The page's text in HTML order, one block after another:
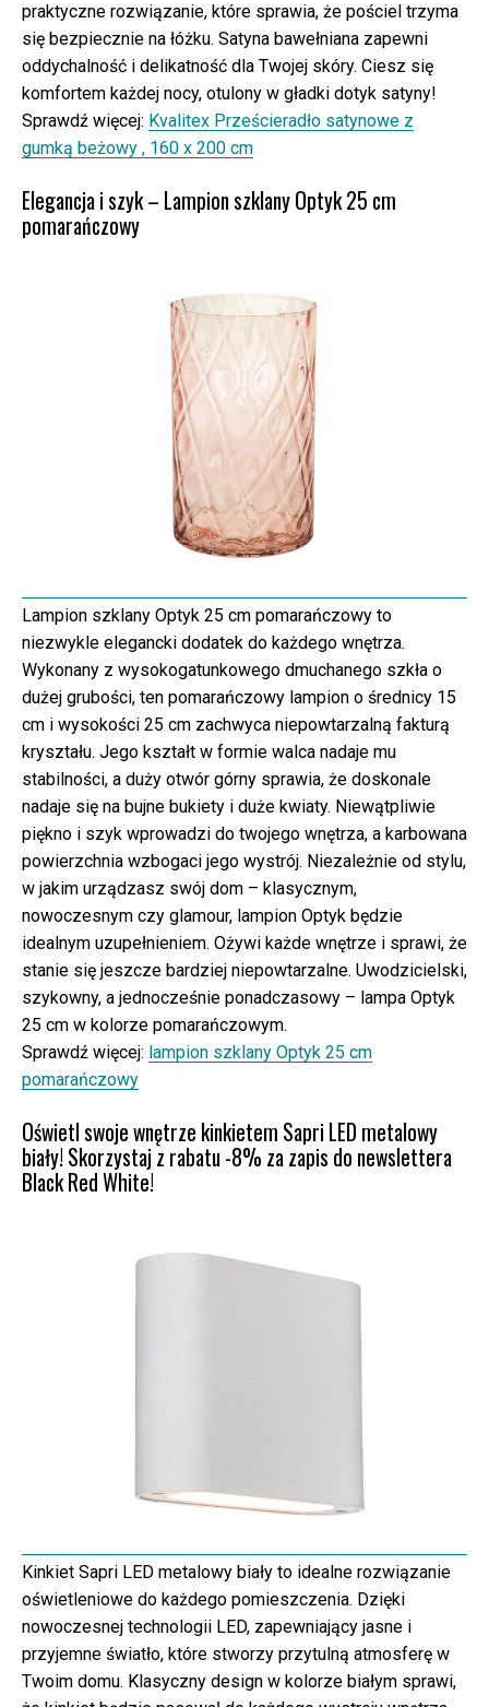
praktyczne rozwiązanie, które sprawia, że pościel trzyma
się bezpiecznie na łóżku. Satyna bawełniana zapewni
oddychalność i delikatność dla Twojej skóry. Ciesz się
komfortem każdej nocy, otulony w gładki dotyk satyny!
Sprawdź więcej: Kvalitex Prześcieradło satynowe z
gumką beżowy , 160 x 200 cm
Elegancja i szyk – Lampion szklany Optyk 25 cm
pomarańczowy
Lampion szklany Optyk 25 cm pomarańczowy to
niezwykle elegancki dodatek do każdego wnętrza.
Wykonany z wysokogatunkowego dmuchanego szkła o
dużej grubości, ten pomarańczowy lampion o średnicy 15
cm i wysokości 25 cm zachwyca niepowtarzalną fakturą
kryształu. Jego kształt w formie walca nadaje mu
stabilności, a duży otwór górny sprawia, że doskonale
nadaje się na bujne bukiety i duże kwiaty. Niewątpliwie
piękno i szyk wprowadzi do twojego wnętrza, a karbowana
powierzchnia wzbogaci jego wystrój. Niezależnie od stylu,
w jakim urządzasz swój dom – klasycznym,
nowoczesnym czy glamour, lampion Optyk będzie
idealnym uzupełnieniem. Ożywi każde wnętrze i sprawi, że
stanie się jeszcze bardziej niepowtarzalne. Uwodzicielski,
szykowny, a jednocześnie ponadczasowy – lampa Optyk
25 cm w kolorze pomarańczowym.
Sprawdź więcej: lampion szklany Optyk 25 cm
pomarańczowy
Oświetl swoje wnętrze kinkietem Sapri LED metalowy
biały! Skorzystaj z rabatu -8% za zapis do newslettera
Black Red White!
Kinkiet Sapri LED metalowy biały to idealne rozwiązanie
oświetleniowe do każdego pomieszczenia. Dzięki
nowoczesnej technologii LED, zapewniający jasne i
przyjemne światło, które stworzy przytulną atmosferę w
Twoim domu. Klasyczny design w kolorze białym sprawi,